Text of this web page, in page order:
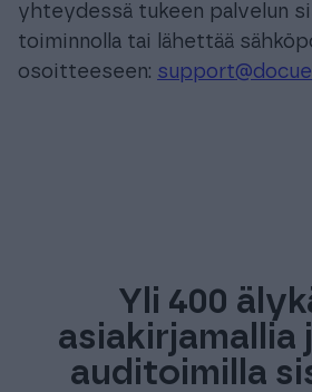
yhteydessä tukeen palvelun
toiminnolla tai lähettää
osoitteeseen:
Yli 400
asiakirjamallia
auditoimilla